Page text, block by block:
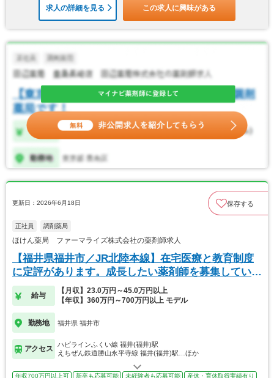
求人の詳細を見る この求人に興味がある
更新日：2026年6月18日 保存する
正社員 調剤薬局
ほけん薬局 ファーマライズ株式会社の薬剤師求人
【福井県福井市／JR北陸本線】在宅医療と教育制度
に定評があります。成長したい薬剤師を募集していま
す
給与
【月収】23.0万円～45.0万円以上
【年収】360万円～700万円以上 モデル
勤務地 福井県 福井市
アクセス
ハピラインふくい線 福井(福井)駅
えちぜん鉄道勝山永平寺線 福井(福井)駅…ほか
年収700万円以上可 新卒も応募可能 未経験者も応募可能
産休・育休取得実績有り